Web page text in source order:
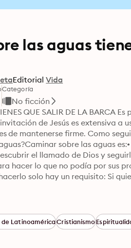
las aguas
Editorial Vida
Categoría
No ficción
QUE SALIR DE LA BARCA
de Jesús es extensiva a
de mantenerse firme. Como
sobre las aguas
el llamado de Dios y
hacer lo que no podía por sus
solo hay un requisito: Si
LatinoaméricaCristianismo